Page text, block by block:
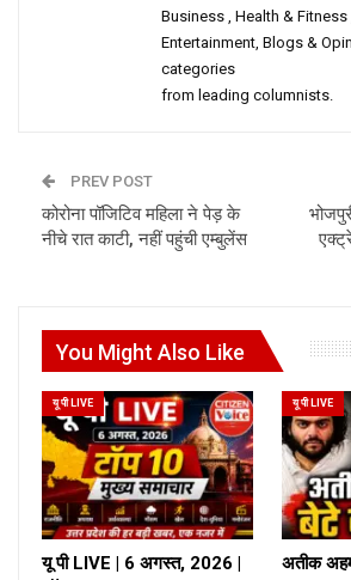
Business , Health &
Entertainment, Blogs &
categories
from leading columnists.
PREV POST
कोरोना पॉजिटिव महिला ने पेड़ के
नीचे रात काटी, नहीं पहुंची एम्बुलेंस
You Might Also Like
यू पी LIVE
यू पी LIVE | 6 अगस्त, 2026 |
यू पी LIVE
अतीक